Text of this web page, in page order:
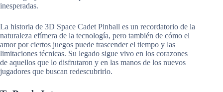
inesperadas.
La historia de 3D Space Cadet Pinball es un recordatorio de la
naturaleza efímera de la tecnología, pero también de cómo el
amor por ciertos juegos puede trascender el tiempo y las
limitaciones técnicas. Su legado sigue vivo en los corazones
de aquellos que lo disfrutaron y en las manos de los nuevos
jugadores que buscan redescubrirlo.